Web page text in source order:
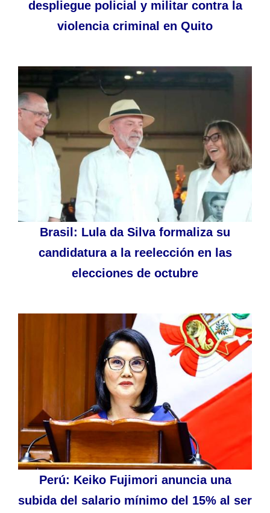
despliegue policial y militar contra la
violencia criminal en Quito
Brasil: Lula da Silva formaliza su
candidatura a la reelección en las
elecciones de octubre
Perú: Keiko Fujimori anuncia una
subida del salario mínimo del 15% al ser